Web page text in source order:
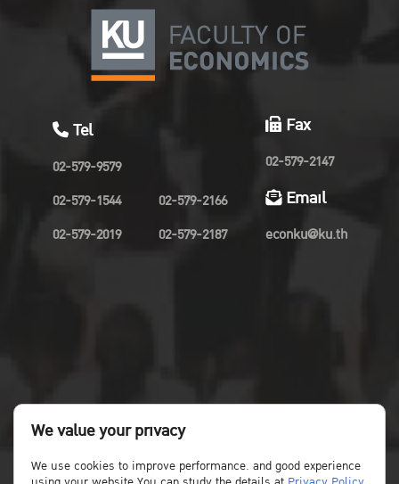
Tel
02-579-9579
02-579-1544
02-579-2019
02-579-2166
02-579-2187
Fax
02-579-2147
Email
econku@ku.th
We value your privacy
We use cookies to improve performance. and good experience